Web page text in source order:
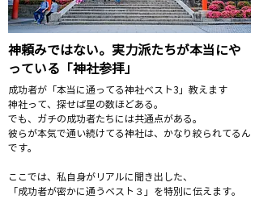
神頼みではない。実力派たちが本当にや
っている「神社参拝」
成功者が「本当に通ってる神社ベスト3」教えます
神社って、探せば星の数ほどある。
でも、ガチの成功者たちには共通点がある。
彼らが本気で通い続けてる神社は、かなり絞られてるん
です。
ここでは、私自身がリアルに聞き出した、
「成功者が密かに通うベスト３」を特別に伝えます。